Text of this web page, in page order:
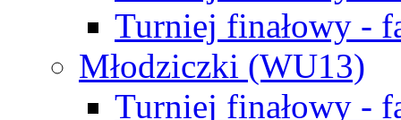
Turniej finałowy -
Młodziczki (WU13)
Turniej finałowy -